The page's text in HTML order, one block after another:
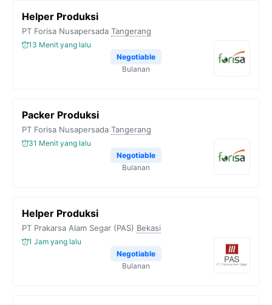
Helper Produksi
PT Forisa Nusapersada Tangerang
13 Menit yang lalu
Negotiable
Bulanan
Packer Produksi
PT Forisa Nusapersada Tangerang
31 Menit yang lalu
Negotiable
Bulanan
Helper Produksi
PT Prakarsa Alam Segar (PAS) Bekasi
1 Jam yang lalu
Negotiable
Bulanan